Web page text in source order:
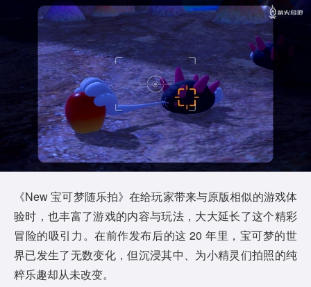
《New 宝可梦随乐拍》在给玩家带来与原版相似的游戏体
验时，也丰富了游戏的内容与玩法，大大延长了这个精彩
冒险的吸引力。在前作发布后的这 20 年里，宝可梦的世
界已发生了无数变化，但沉浸其中、为小精灵们拍照的纯
粹乐趣却从未改变。